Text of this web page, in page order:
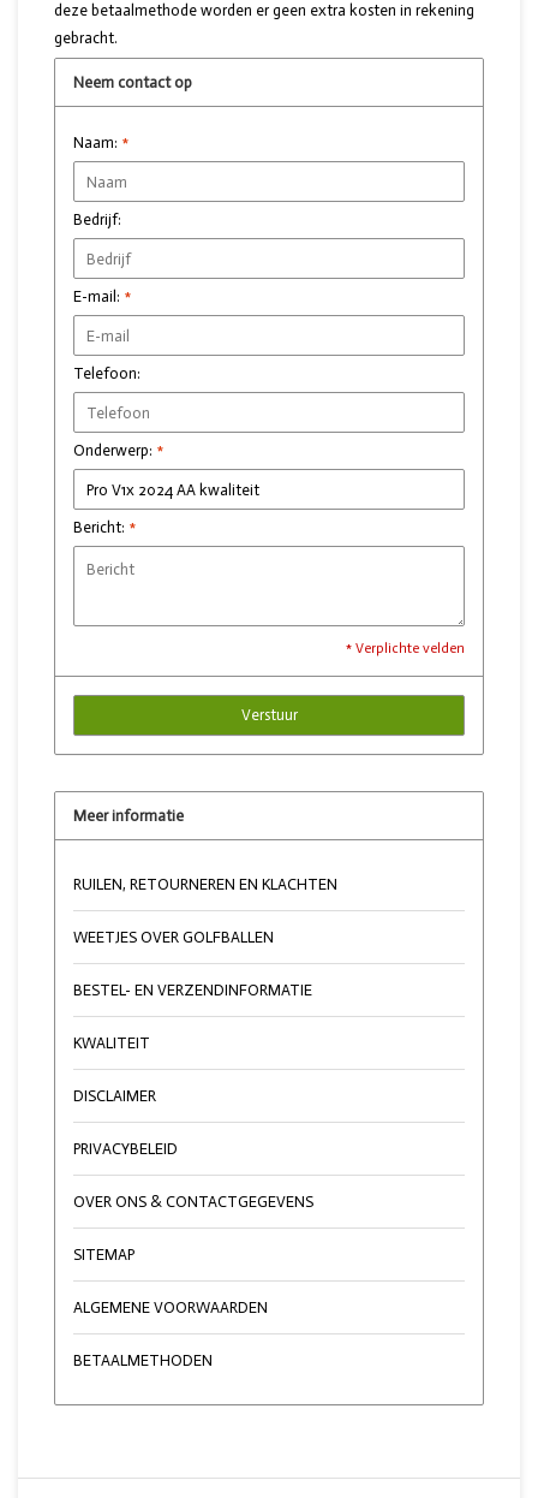
deze betaalmethode worden er geen extra kosten in rekening
gebracht.
Neem contact op
Naam: *
Bedrijf:
E-mail: *
Telefoon:
Onderwerp: *
Bericht: *
* Verplichte velden
Verstuur
Meer informatie
RUILEN, RETOURNEREN EN KLACHTEN
WEETJES OVER GOLFBALLEN
BESTEL- EN VERZENDINFORMATIE
KWALITEIT
DISCLAIMER
PRIVACYBELEID
OVER ONS & CONTACTGEGEVENS
SITEMAP
ALGEMENE VOORWAARDEN
BETAALMETHODEN